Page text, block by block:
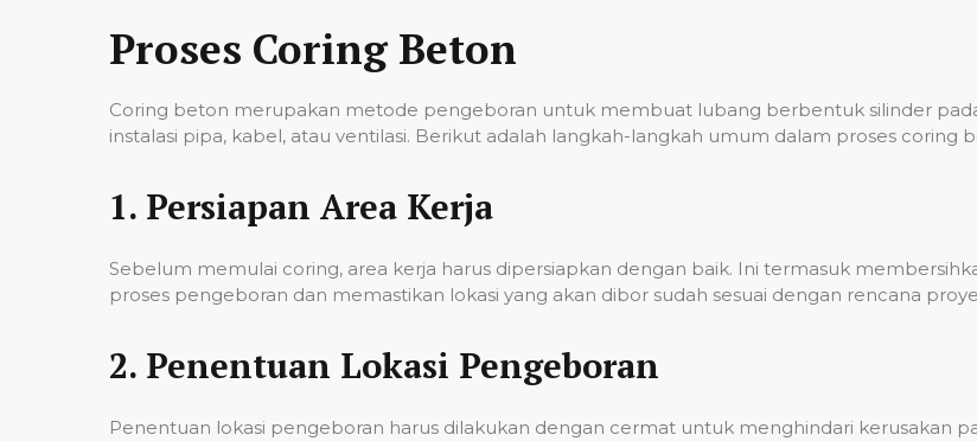
Proses Coring Beton
Coring beton merupakan metode pengeboran untuk membuat lubang berbentuk silinder
instalasi pipa, kabel, atau ventilasi. Berikut adalah langkah-langkah umum dalam proses coring
1. Persiapan Area Kerja
Sebelum memulai coring, area kerja harus dipersiapkan dengan baik. Ini termasuk
proses pengeboran dan memastikan lokasi yang akan dibor sudah sesuai dengan rencana
2. Penentuan Lokasi Pengeboran
Penentuan lokasi pengeboran harus dilakukan dengan cermat untuk menghindari kerusakan